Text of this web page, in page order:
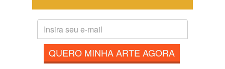
QUERO MINHA ARTE AGORA